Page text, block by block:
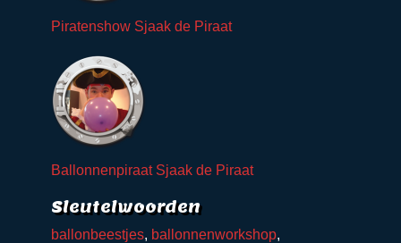
Download brochure van
Genoemde tarieven zijn exclusief 9%
BTW en reiskosten
Plaats
Soort evenement
Aantal kinderen/gasten
Piratenshow Sjaak de Piraat
Ballonnenpiraat Sjaak de Piraat
Sleutelwoorden
ballonbeestjes, ballonnenworkshop,